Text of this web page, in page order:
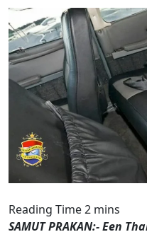
SAMUT PRAKAN:- Een